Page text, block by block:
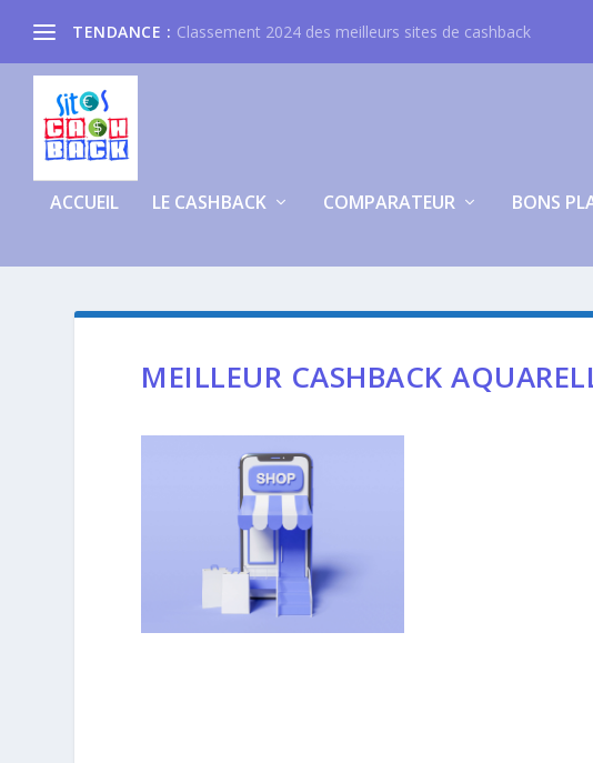
TENDANCE : Classement 2024 des meilleurs sites de cashback
ACCUEIL LE CASHBACK COMPARATEUR BONS
MEILLEUR CASHBACK